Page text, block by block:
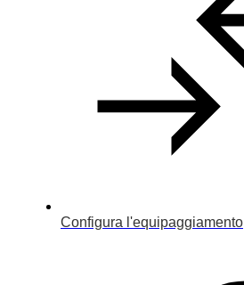
Configura l'equipaggiamento